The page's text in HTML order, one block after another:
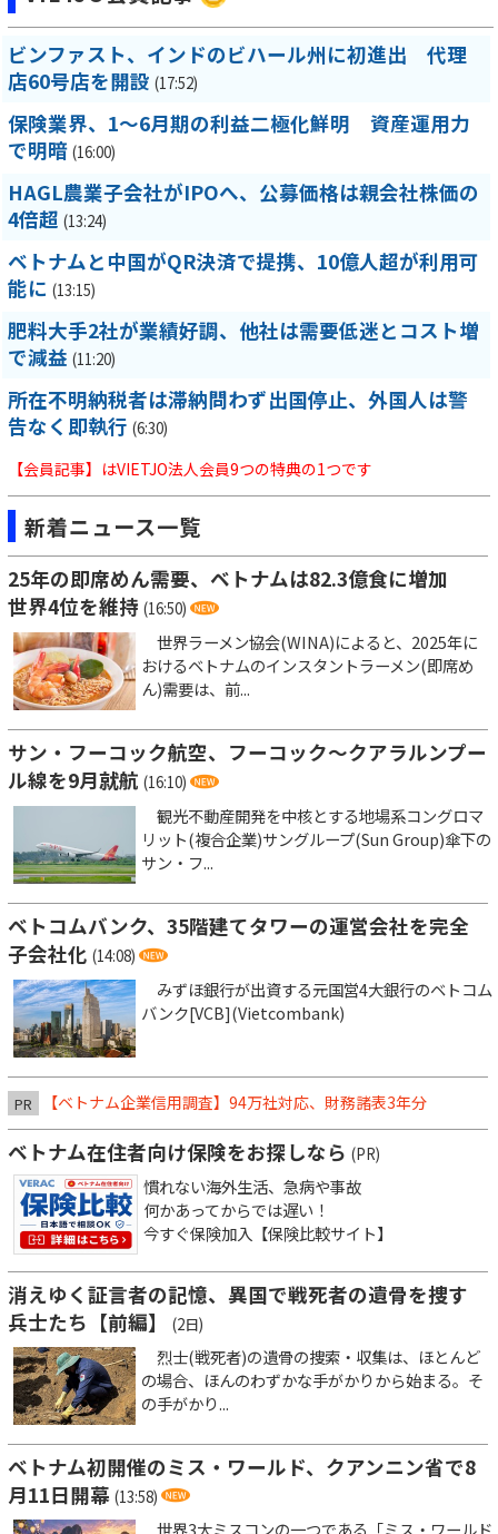
ビンファスト、インドのビハール州に初進出 代理
店60号店を開設 (17:52)
保険業界、1～6月期の利益二極化鮮明 資産運用力
で明暗 (16:00)
HAGL農業子会社がIPOへ、公募価格は親会社株価の
4倍超 (13:24)
ベトナムと中国がQR決済で提携、10億人超が利用可
能に (13:15)
肥料大手2社が業績好調、他社は需要低迷とコスト増
で減益 (11:20)
所在不明納税者は滞納問わず出国停止、外国人は警
告なく即執行 (6:30)
【会員記事】はVIETJO法人会員9つの特典の1つです
新着ニュース一覧
25年の即席めん需要、ベトナムは82.3億食に増加
世界4位を維持 (16:50)
世界ラーメン協会(WINA)によると、2025年に
おけるベトナムのインスタントラーメン(即席め
ん)需要は、前...
サン・フーコック航空、フーコック～クアラルンプー
ル線を9月就航 (16:10)
観光不動産開発を中核とする地場系コングロマ
リット(複合企業)サングループ(Sun Group)傘下の
サン・フ...
ベトコムバンク、35階建てタワーの運営会社を完全
子会社化 (14:08)
みずほ銀行が出資する元国営4大銀行のベトコム
バンク[VCB](Vietcombank)
PR 【ベトナム企業信用調査】94万社対応、財務諸表3年分
ベトナム在住者向け保険をお探しなら (PR)
慣れない海外生活、急病や事故
何かあってからでは遅い！
今すぐ保険加入【保険比較サイト】
消えゆく証言者の記憶、異国で戦死者の遺骨を捜す
兵士たち【前編】
(2日)
烈士(戦死者)の遺骨の捜索・収集は、ほとんど
の場合、ほんのわずかな手がかりから始まる。そ
の手がかり...
ベトナム初開催のミス・ワールド、クアンニン省で8
月11日開幕 (13:58)